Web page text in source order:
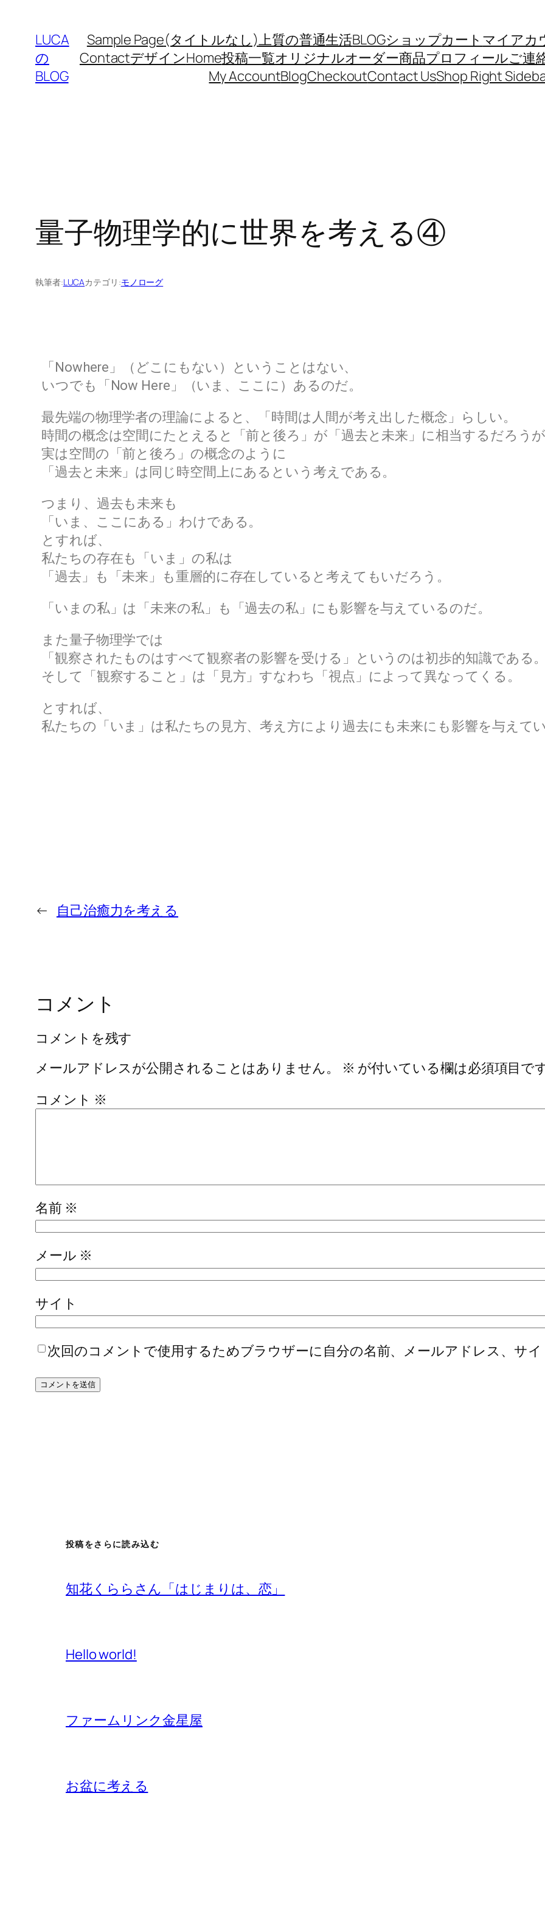
LUCA
の
BLOG
Sample Page(タイトルなし)上質の普通生活BLOGショップカート マイアカ
ContactデザインHome投稿一覧オリジナルオーダー商品プロフィールご連
My AccountBlogCheckoutContact UsShop Right
量子物理学的に世界を考える④
執筆者:LUCAカテゴリ:モノローグ
「Nowhere」（どこにもない）ということはない、
いつでも「Now Here」（いま、ここに）あるのだ。
最先端の物理学者の理論によると、「時間は人間が考え出した概念」らしい。
時間の概念は空間にたとえると「前と後ろ」が「過去と未来」に相当するだろうが
実は空間の「前と後ろ」の概念のように
「過去と未来」は同じ時空間上にあるという考えである。
つまり、過去も未来も
「いま、ここにある」わけである。
とすれば、
私たちの存在も「いま」の私は
「過去」も「未来」も重層的に存在していると考えてもいだろう。
「いまの私」は「未来の私」も「過去の私」にも影響を与えているのだ。
また量子物理学では
「観察されたものはすべて観察者の影響を受ける」というのは初歩的知識である。
そして「観察すること」は「見方」すなわち「視点」によって異なってくる。
とすれば、
私たちの「いま」は私たちの見方、考え方により過去にも未来にも影響を与えて
← 自己治癒力を考える
コメント
コメントを残す
メールアドレスが公開されることはありません。
※ が付いている欄は必須項目で
コメント ※
名前 ※
メール ※
サイト
次回のコメントで使用するためブラウザーに自分の名前、メールアドレス、サイ
投稿をさらに読み込む
知花くららさん「はじまりは、恋」
Hello world!
ファームリンク金星屋
お盆に考える